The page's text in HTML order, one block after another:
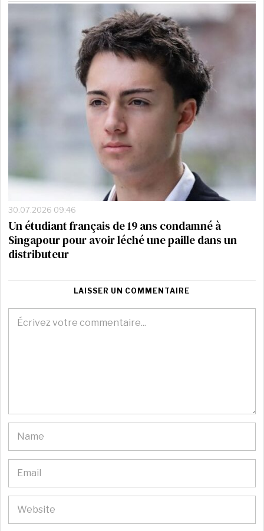
30.07.2026 09:46
Un étudiant français de 19 ans condamné à
Singapour pour avoir léché une paille dans un
distributeur
LAISSER UN COMMENTAIRE